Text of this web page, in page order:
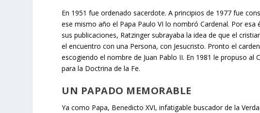
En 1951 fue ordenado sacerdote. A principios de 1977 fue
ese mismo año el Papa Paulo VI lo nombró Cardenal. Por
sus publicaciones, Ratzinger subrayaba la idea de que el
el encuentro con una Persona, con Jesucristo. Pronto el
escogiendo el nombre de Juan Pablo II. En 1981 le propuso
para la Doctrina de la Fe.
UN PAPADO MEMORABLE
Ya como Papa, Benedicto XVI, infatigable buscador de la